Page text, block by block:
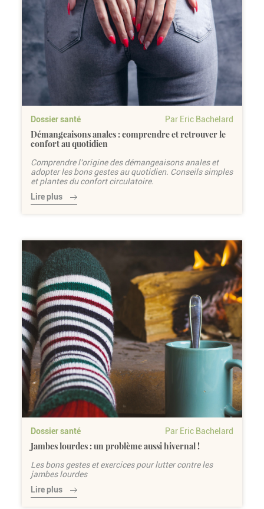
Dossier santé Par Eric Bachelard
Démangeaisons anales : comprendre et retrouver le
confort au quotidien
Comprendre l'origine des démangeaisons anales et
adopter les bons gestes au quotidien. Conseils simples
et plantes du confort circulatoire.
Lire plus
Dossier santé Par Eric Bachelard
Jambes lourdes : un problème aussi hivernal !
Les bons gestes et exercices pour lutter contre les
jambes lourdes
Lire plus